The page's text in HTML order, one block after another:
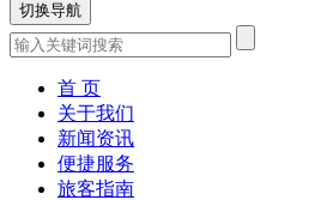
切换导航
首 页
关于我们
新闻资讯
便捷服务
旅客指南